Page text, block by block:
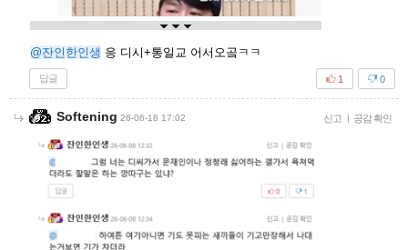
@잔인한인생 응 디시+통일교 어서오곸ㅋㅋ
답글 0
1
Softening 26-06-18 17:02 신고 | 공감 확인